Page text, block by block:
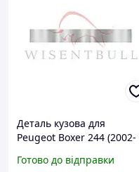
Деталь кузова для
Peugeot Boxer 244 (2002-
Оцинкована сталь 1.2 mm
Готово до відправки